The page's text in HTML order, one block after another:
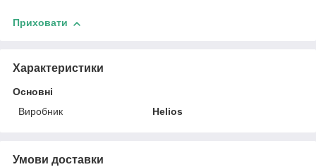
Приховати
Характеристики
Основні
Виробник
Helios
Умови доставки